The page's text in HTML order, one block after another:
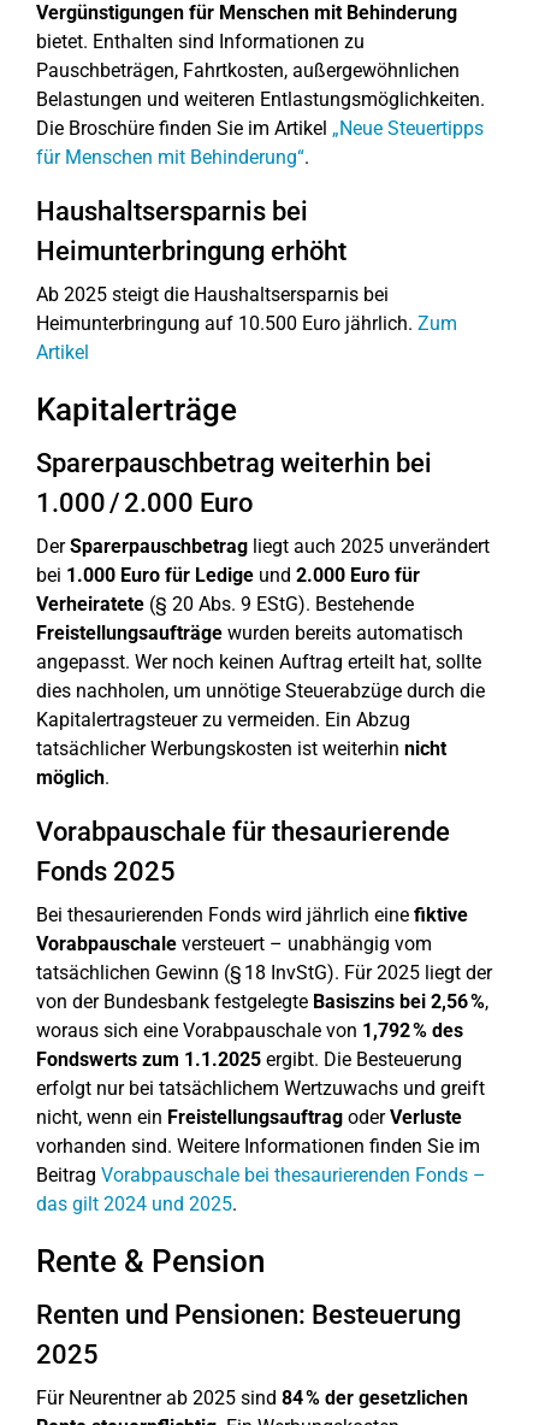
Vergünstigungen für Menschen mit Behinderung
bietet. Enthalten sind Informationen zu
Pauschbeträgen, Fahrtkosten, außergewöhnlichen
Belastungen und weiteren Entlastungsmöglichkeiten.
Die Broschüre finden Sie im Artikel „Neue Steuertipps
für Menschen mit Behinderung“.
Haushaltsersparnis bei
Heimunterbringung erhöht
Ab 2025 steigt die Haushaltsersparnis bei
Heimunterbringung auf 10.500 Euro jährlich. Zum
Artikel
Kapitalerträge
Sparerpauschbetrag weiterhin bei
1.000 / 2.000 Euro
DerSparerpauschbetrag liegt auch 2025 unverändert
bei 1.000 Euro für Ledige und 2.000 Euro für
Verheiratete (§ 20 Abs. 9 EStG). Bestehende
Freistellungsaufträge wurden bereits automatisch
angepasst. Wer noch keinen Auftrag erteilt hat, sollte
dies nachholen, um unnötige Steuerabzüge durch die
Kapitalertragsteuer zu vermeiden. Ein Abzug
tatsächlicher Werbungskosten ist weiterhin nicht
möglich.
Vorabpauschale für thesaurierende
Fonds 2025
Bei thesaurierenden Fonds wird jährlich eine fiktive
Vorabpauschale versteuert – unabhängig vom
tatsächlichen Gewinn (§ 18 InvStG). Für 2025 liegt der
von der Bundesbank festgelegte Basiszins bei 2,56 %,
woraus sich eine Vorabpauschale von 1,792 % des
Fondswerts zum 1.1.2025 ergibt. Die Besteuerung
erfolgt nur bei tatsächlichem Wertzuwachs und greift
nicht, wenn ein Freistellungsauftrag oderVerluste
vorhanden sind. Weitere Informationen finden Sie im
Beitrag Vorabpauschale bei thesaurierenden Fonds –
das gilt 2024 und 2025.
Rente & Pension
Renten und Pensionen: Besteuerung
2025
Für Neurentner ab 2025 sind 84 % der gesetzlichen